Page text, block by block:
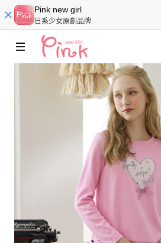
Pink new girl
日系少女原創品牌